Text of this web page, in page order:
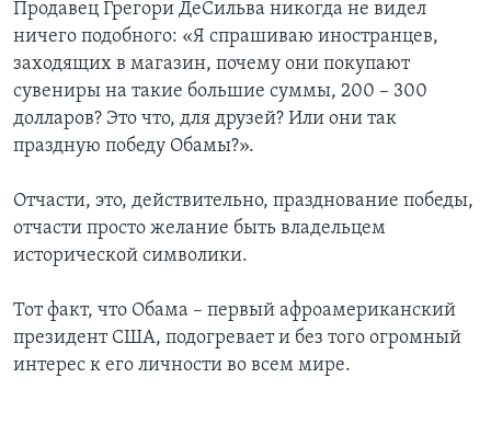
Продавец Грегори ДеСильва никогда не видел
ничего подобного: «Я спрашиваю иностранцев,
заходящих в магазин, почему они покупают
сувениры на такие большие суммы, 200 – 300
долларов? Это что, для друзей? Или они так
праздную победу Обамы?».
Отчасти, это, действительно, празднование победы,
отчасти просто желание быть владельцем
исторической символики.
Тот факт, что Обама – первый афроамериканский
президент США, подогревает и без того огромный
интерес к его личности во всем мире.